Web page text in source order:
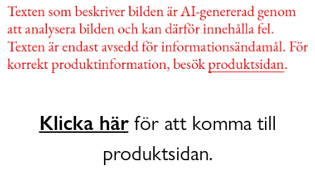
Klicka härför att komma till
produktsidan.